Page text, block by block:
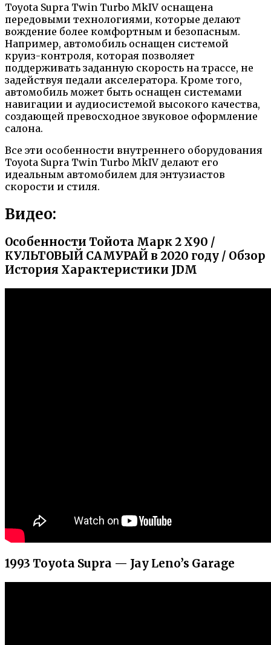
Toyota Supra Twin Turbo MkIV оснащена
передовыми технологиями, которые делают
вождение более комфортным и безопасным.
Например, автомобиль оснащен системой
круиз-контроля, которая позволяет
поддерживать заданную скорость на трассе, не
задействуя педали акселератора. Кроме того,
автомобиль может быть оснащен системами
навигации и аудиосистемой высокого качества,
создающей превосходное звуковое оформление
салона.
Все эти особенности внутреннего оборудования
Toyota Supra Twin Turbo MkIV делают его
идеальным автомобилем для энтузиастов
скорости и стиля.
Видео:
Особенности Тойота Марк 2 Х90 /
КУЛЬТОВЫЙ САМУРАЙ в 2020 году / Обзор
История Характеристики JDM
1993 Toyota Supra — Jay Leno’s Garage